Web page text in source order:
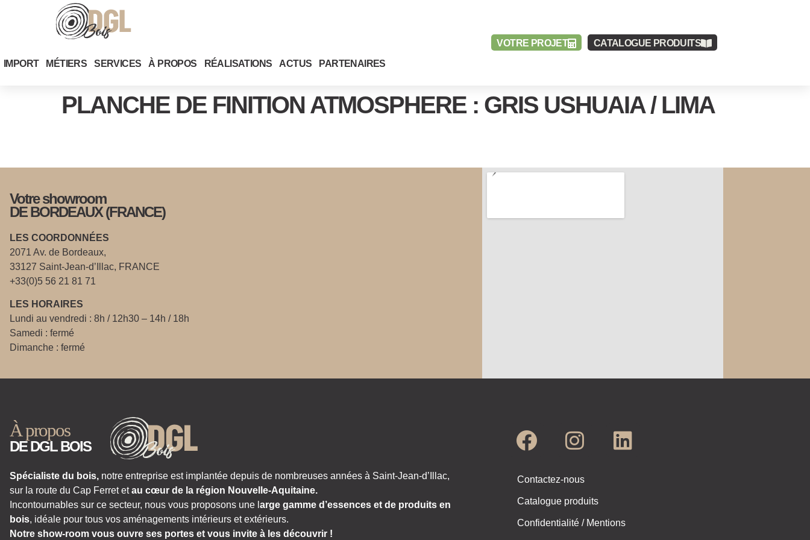
IMPORT MÉTIERS SERVICES À PROPOS RÉALISATIONS ACTUS PARTENAIRES
VOTRE PROJET CATALOGUE PRODUITS
PLANCHE DE FINITION ATMOSPHERE : GRIS USHUAIA / LIMA
Votre showroom
DE BORDEAUX (FRANCE)
LES COORDONNÉES
2071 Av. de Bordeaux,
33127 Saint-Jean-d’Illac, FRANCE
+33(0)5 56 21 81 71
LES HORAIRES
Lundi au vendredi : 8h / 12h30 – 14h / 18h
Samedi : fermé
Dimanche : fermé
À propos
DE DGL BOIS
Spécialiste du bois, notre entreprise est implantée depuis de nombreuses années à Saint-Jean-d’Illac,
sur la route du Cap Ferret etau cœur de la région Nouvelle-Aquitaine.
Incontournables sur ce secteur, nous vous proposons une l arge gamme d’essences et de produits en
bois, idéale pour tous vos aménagements intérieurs et extérieurs.
Notre show-room vous ouvre ses portes et vous invite à les découvrir !
Contactez-nous
Catalogue produits
Confidentialité / Mentions